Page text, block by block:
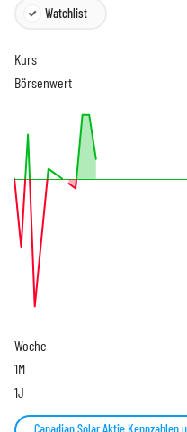
Watchlist
Kurs
Börsenwert
Woche
1M
1J
Canadian Solar Aktie Kennzahlen